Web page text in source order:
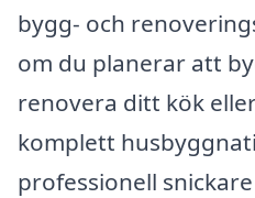
bygg- och
om du planerar att
renovera ditt kök
komplett
professionell